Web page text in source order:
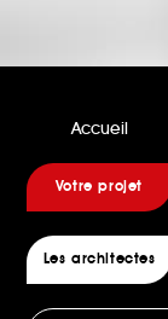
Accueil
Votre projet
Les architectes